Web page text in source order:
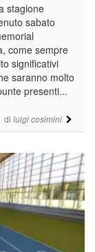
di luigi cosimini
stagione
sabato
come sempre
significativi
saranno molto
presenti...